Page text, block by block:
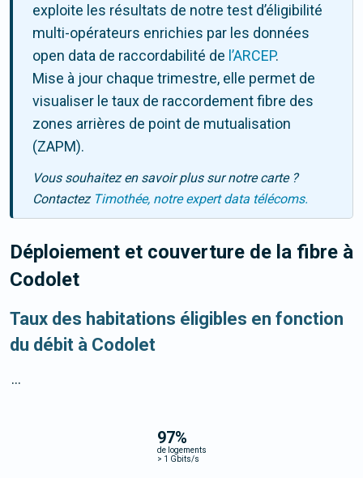
exploite les résultats de notre test d’éligibilité
multi-opérateurs enrichies par les données
open data de raccordabilité de l’ARCEP.
Mise à jour chaque trimestre, elle permet de
visualiser le taux de raccordement fibre des
zones arrières de point de mutualisation
(ZAPM).
Vous souhaitez en savoir plus sur notre carte ?
Contactez Timothée, notre expert data télécoms.
Déploiement et couverture de la fibre à
Codolet
Taux des habitations éligibles en fonction
du débit à Codolet
97%
de logements
> 1 Gbits/s
...